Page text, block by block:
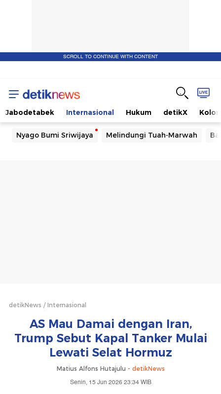
SCROLL TO CONTINUE WITH CONTENT
Jabodetabek Internasional Hukum detikX
Nyago Bumi Sriwijaya Melindungi Tuah-Marwah
detikNews Internasional
AS Mau Damai dengan Iran,
Trump Sebut Kapal Tanker Mulai
Lewati Selat Hormuz
Matius Alfons Hutajulu - detikNews
Senin, 15 Jun 2026 23:34 WIB